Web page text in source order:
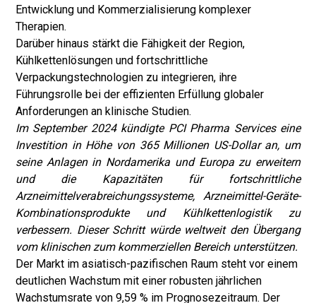
Entwicklung und Kommerzialisierung komplexer
Therapien.
Darüber hinaus stärkt die Fähigkeit der Region,
Kühlkettenlösungen und fortschrittliche
Verpackungstechnologien zu integrieren, ihre
Führungsrolle bei der effizienten Erfüllung globaler
Anforderungen an klinische Studien.
Im September 2024 kündigte PCI Pharma Services eine
Investition in Höhe von 365 Millionen US-Dollar an, um
seine Anlagen in Nordamerika und Europa zu erweitern
und die Kapazitäten für fortschrittliche
Arzneimittelverabreichungssysteme, Arzneimittel-Geräte-
Kombinationsprodukte und Kühlkettenlogistik zu
verbessern. Dieser Schritt würde weltweit den Übergang
vom klinischen zum kommerziellen Bereich unterstützen.
Der Markt im asiatisch-pazifischen Raum steht vor einem
deutlichen Wachstum mit einer robusten jährlichen
Wachstumsrate von 9,59 % im Prognosezeitraum. Der